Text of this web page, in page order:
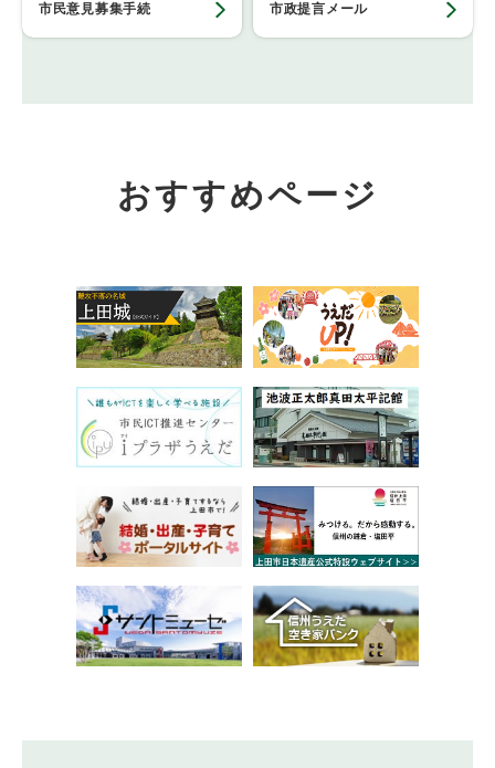
市民意見募集手続 市政提言メール
おすすめページ